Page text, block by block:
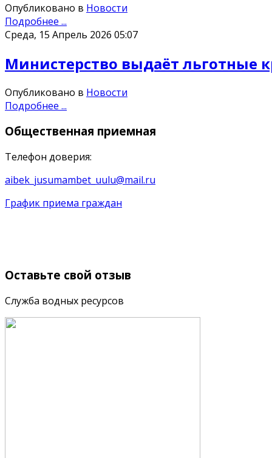
Опубликовано в Новости
Подробнее ...
Среда, 15 Апрель 2026 05:07
Министерство выдаёт льготные
Опубликовано в Новости
Подробнее ...
Общественная приемная
Телефон доверия:
aibek_jusumambet_uulu@mail.ru
График приема граждан
Оставьте свой отзыв
Служба водных ресурсов